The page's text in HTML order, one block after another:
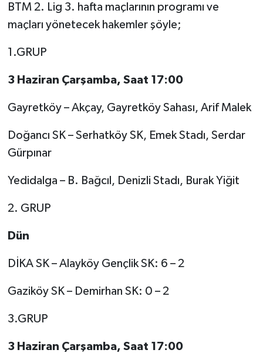
BTM 2. Lig 3. hafta maçlarının programı ve
maçları yönetecek hakemler şöyle;
1.GRUP
3 Haziran Çarşamba, Saat 17:00
Gayretköy – Akçay, Gayretköy Sahası, Arif Malek
Doğancı SK – Serhatköy SK, Emek Stadı, Serdar
Gürpınar
Yedidalga – B. Bağcıl, Denizli Stadı, Burak Yiğit
2. GRUP
Dün
DİKA SK – Alayköy Gençlik SK: 6 – 2
Gaziköy SK – Demirhan SK: 0 – 2
3.GRUP
3 Haziran Çarşamba, Saat 17:00